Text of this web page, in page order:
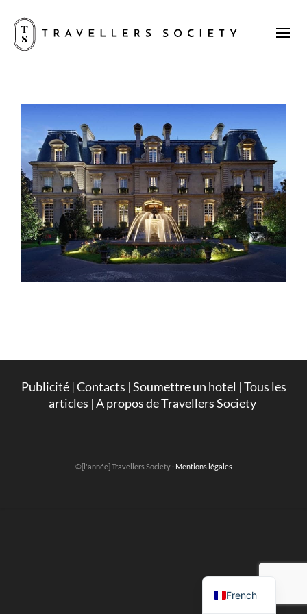
Publicité|Contacts |Soumettre un hotel |Tous les
articles |A propos de Travellers Society
©[l'année] Travellers Society · Mentions légales
French